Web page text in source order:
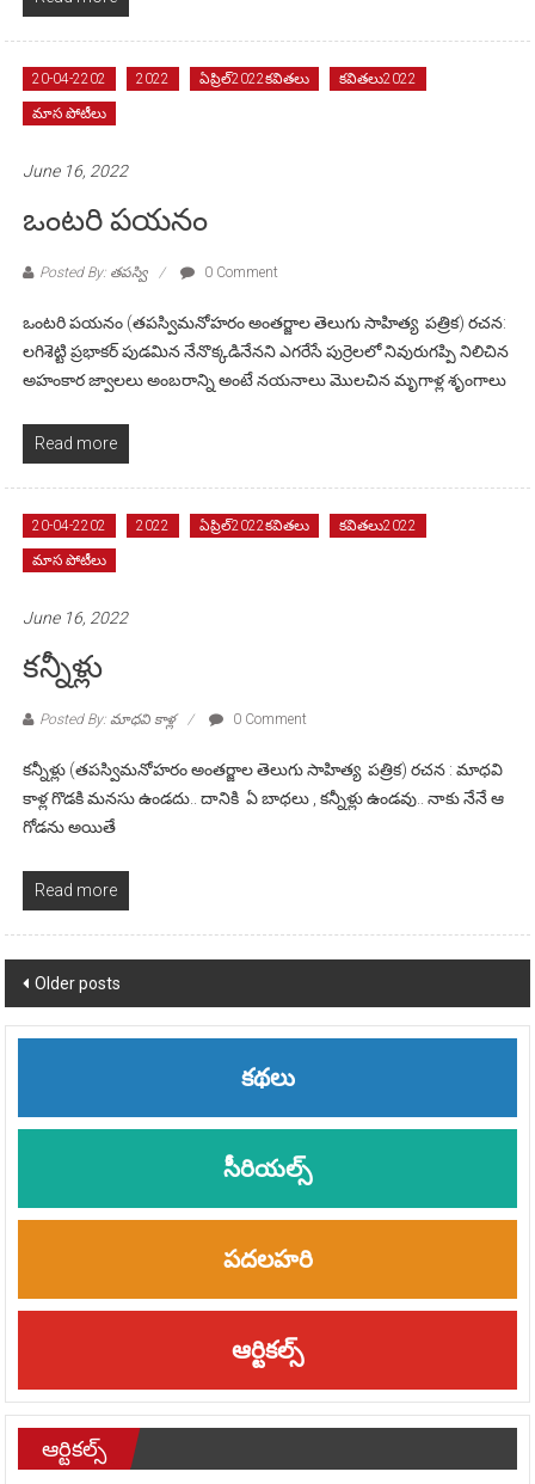
20-04-2202 2022 ఏప్రిల్2022కవితలు కవితలు2022
మాస పోటీలు
June 16, 2022
ఒంటరి పయనం
Posted By: తపస్వి 0 Comment
ఒంటరి పయనం (తపస్విమనోహరం అంతర్జాల తెలుగు సాహిత్య పత్రిక) రచన:
లగిశెట్టి ప్రభాకర్ పుడమిన నేనొక్కడినేనని ఎగరేసే పుర్రెలలో నివురుగప్పి నిలిచిన
అహంకార జ్వాలలు అంబరాన్ని అంటే నయనాలు మొలచిన మృగాళ్ల శృంగాలు
Read more
20-04-2202 2022 ఏప్రిల్2022కవితలు కవితలు2022
మాస పోటీలు
June 16, 2022
కన్నీళ్లు
Posted By: మాధవి కాళ్ల 0 Comment
కన్నీళ్లు (తపస్విమనోహరం అంతర్జాల తెలుగు సాహిత్య పత్రిక) రచన : మాధవి
కాళ్ల గొడకి మనసు ఉండదు.. దానికి ఏ బాధలు , కన్నీళ్లు ఉండవు.. నాకు నేనే ఆ
గోడను అయితే
Read more
Posts
navigation
Older posts
కథలు
సీరియల్స్
పదలహరి
ఆర్టికల్స్
ఆర్టికల్స్